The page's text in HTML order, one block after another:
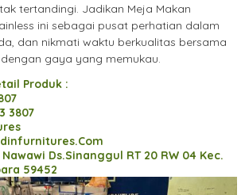
tertandingi. Jadikan Meja Makan
ini sebagai pusat perhatian dalam
dan nikmati waktu berkualitas bersama
gaya yang memukau.
Produk :
3807
Ds.Sinanggul RT 20 RW 04 Kec.
59452